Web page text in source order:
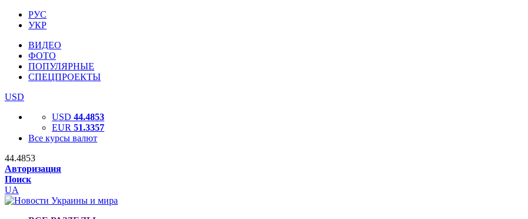
РУС
УКР
ВИДЕО
ФОТО
ПОПУЛЯРНЫЕ
СПЕЦПРОЕКТЫ
USD
USD 44.4853
EUR 51.3357
Все курсы валют
44.4853
Авторизация
Поиск
UA